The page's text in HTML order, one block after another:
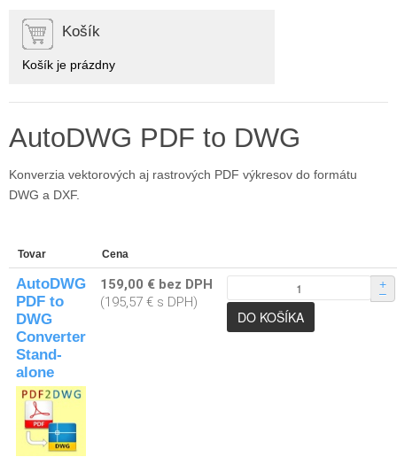
Košík
Košík je prázdny
AutoDWG PDF to DWG
Konverzia vektorových aj rastrových PDF výkresov do formátu
DWG a DXF.
Tovar Cena
AutoDWG
PDF to
DWG
Converter
Stand-
alone
159,00 € bez DPH
(195,57 € s DPH)
+
–